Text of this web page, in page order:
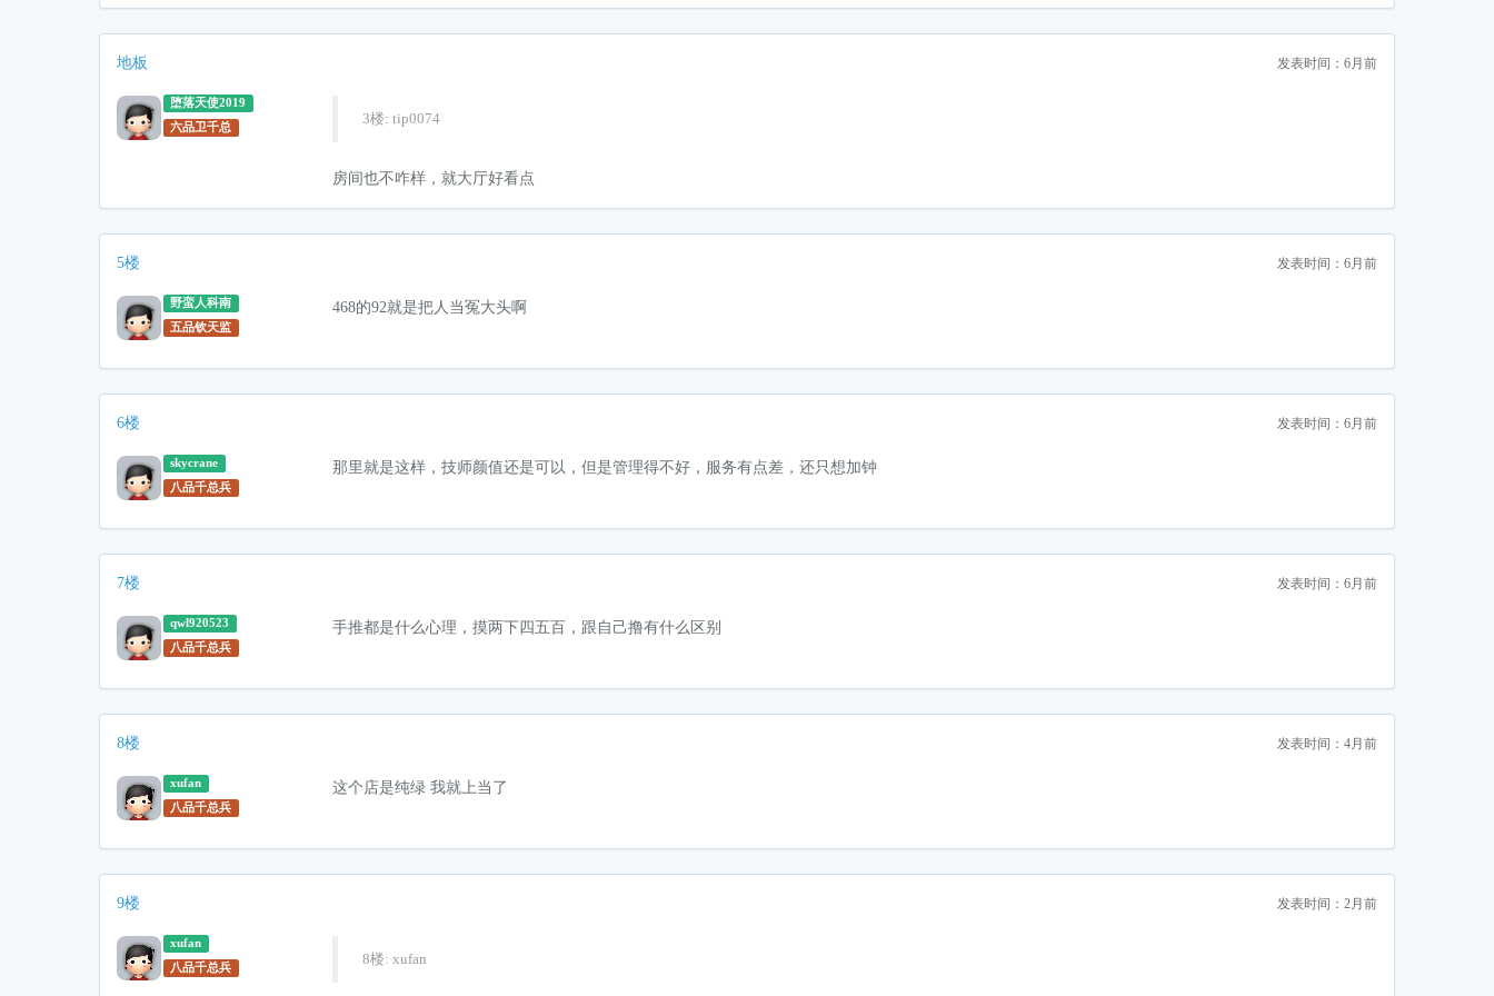
发表时间：6月前
地板
堕落天使2019
六品卫千总
3楼: tip0074
房间也不咋样，就大厅好看点
发表时间：6月前
5楼
野蛮人科南
五品钦天监
468的92就是把人当冤大头啊
发表时间：6月前
6楼
skycrane
八品千总兵
那里就是这样，技师颜值还是可以，但是管理得不好，服务有点差，还只想加钟
发表时间：6月前
7楼
qwl920523
八品千总兵
手推都是什么心理，摸两下四五百，跟自己撸有什么区别
发表时间：4月前
8楼
xufan
八品千总兵
这个店是纯绿 我就上当了
发表时间：2月前
9楼
xufan
八品千总兵
8楼: xufan